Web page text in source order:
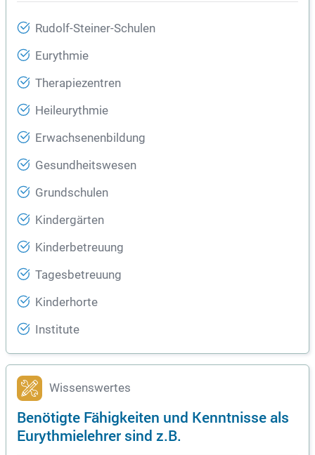
Rudolf-Steiner-Schulen
Eurythmie
Therapiezentren
Heileurythmie
Erwachsenenbildung
Gesundheitswesen
Grundschulen
Kindergärten
Kinderbetreuung
Tagesbetreuung
Kinderhorte
Institute
Wissenswertes
Benötigte Fähigkeiten und Kenntnisse als
Eurythmielehrer sind z.B.